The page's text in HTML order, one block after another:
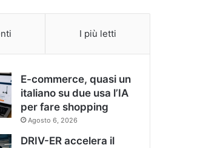
I più letti
E-commerce, quasi un
italiano su due usa l’IA
per fare shopping
Agosto 6, 2026
DRIV-ER accelera il